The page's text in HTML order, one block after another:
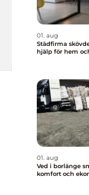
01. aug
Städfirma skövde så väljer du
hjälp för hem
01. aug
Ved i borlänge smarta val för värme,
komfort och